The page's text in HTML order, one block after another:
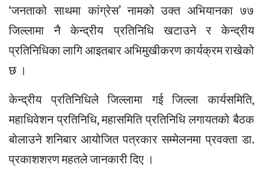
‘जनताको साथमा कांग्रेस’ नामको उक्त अभियानका ७७
जिल्लामा नै केन्द्रीय प्रतिनिधि खटाउने र केन्द्रीय
प्रतिनिधिका लागि आइतबार अभिमुखीकरण कार्यक्रम राखेको
छ ।
केन्द्रीय प्रतिनिधिले जिल्लामा गई जिल्ला कार्यसमिति,
महाधिवेशन प्रतिनिधि, महासमिति प्रतिनिधि लगायतको बैठक
बोलाउने शनिबार आयोजित पत्रकार सम्मेलनमा प्रवक्ता डा.
प्रकाशशरण महतले जानकारी दिए ।